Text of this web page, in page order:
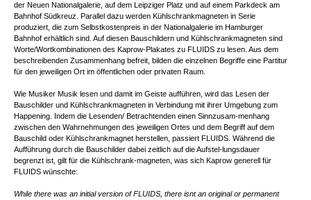
der Neuen Nationalgalerie, auf dem Leipziger Platz und auf einem Parkdeck am
Bahnhof Südkreuz. Parallel dazu werden Kühlschrankmagneten in Serie
produziert, die zum Selbstkostenpreis in der Nationalgalerie im Hamburger
Bahnhof erhältlich sind. Auf diesen Bauschildern und Kühlschrankmagneten sind
Worte/Wortkombinationen des Kaprow-Plakates zu FLUIDS zu lesen. Aus dem
beschreibenden Zusammenhang befreit, bilden die einzelnen Begriffe eine Partitur
für den jeweiligen Ort im öffentlichen oder privaten Raum.
Wie Musiker Musik lesen und damit im Geiste aufführen, wird das Lesen der
Bauschilder und Kühlschrankmagneten in Verbindung mit ihrer Umgebung zum
Happening. Indem die Lesenden/ Betrachtenden einen Sinnzusam-menhang
zwischen den Wahrnehmungen des jeweiligen Ortes und dem Begriff auf dem
Bauschild oder Kühlschrankmagnet herstellen, passiert FLUIDS. Während die
Aufführung durch die Bauschilder dabei zeitlich auf die Aufstel-lungsdauer
begrenzt ist, gilt für die Kühlschrank-magneten, was sich Kaprow generell für
FLUIDS wünschte:
While there was an initial version of FLUIDS, there isnt an original or permanent